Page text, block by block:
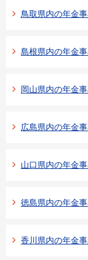
鳥取県内の年金
島根県内の年金
岡山県内の年金
広島県内の年金
山口県内の年金
徳島県内の年金
香川県内の年金